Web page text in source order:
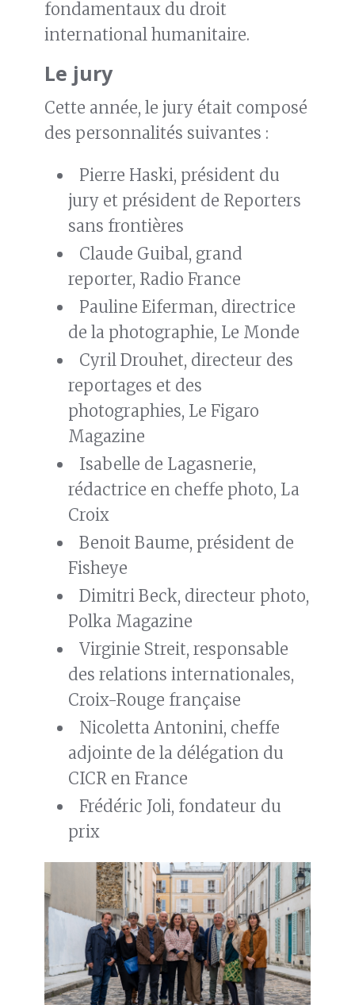
fondamentaux du droit
international humanitaire.
Le jury
Cette année, le jury était composé
des personnalités suivantes :
Pierre Haski, président du
jury et président de Reporters
sans frontières
Claude Guibal, grand
reporter, Radio France
Pauline Eiferman, directrice
de la photographie, Le Monde
Cyril Drouhet, directeur des
reportages et des
photographies, Le Figaro
Magazine
Isabelle de Lagasnerie,
rédactrice en cheffe photo, La
Croix
Benoit Baume, président de
Fisheye
Dimitri Beck, directeur photo,
Polka Magazine
Virginie Streit, responsable
des relations internationales,
Croix-Rouge française
Nicoletta Antonini, cheffe
adjointe de la délégation du
CICR en France
Frédéric Joli, fondateur du
prix